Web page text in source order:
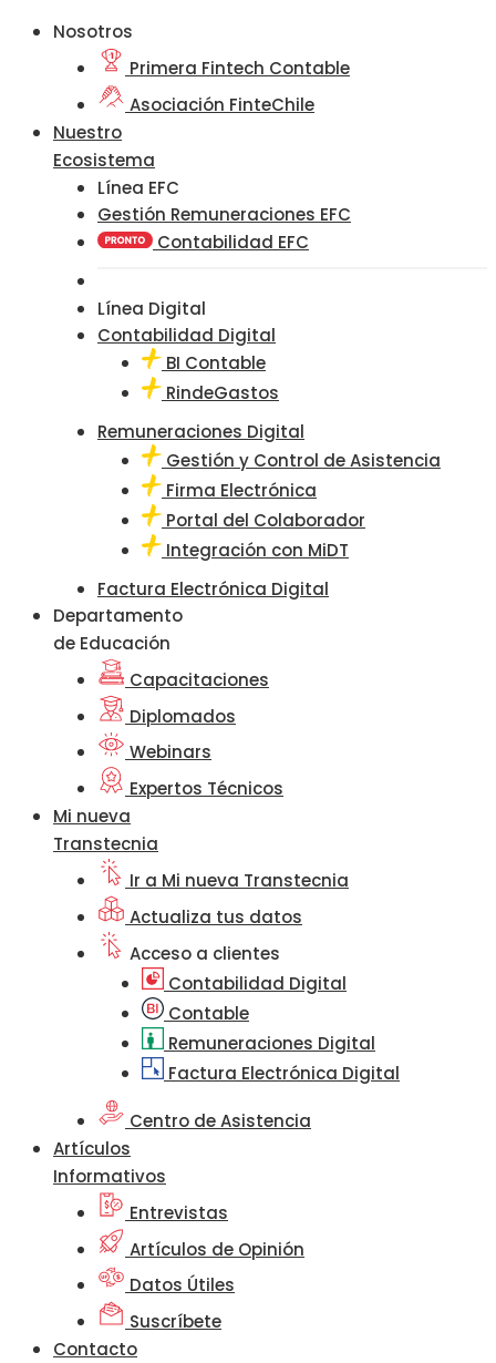
Nosotros
Primera Fintech Contable
Asociación FinteChile
Nuestro
Ecosistema
Línea EFC
Gestión Remuneraciones EFC
Contabilidad EFC
Línea Digital
Contabilidad Digital
BI Contable
RindeGastos
Remuneraciones Digital
Gestión y Control de Asistencia
Firma Electrónica
Portal del Colaborador
Integración con MiDT
Factura Electrónica Digital
Departamento
de Educación
Capacitaciones
Diplomados
Webinars
Expertos Técnicos
Mi nueva
Transtecnia
Ir a Mi nueva Transtecnia
Actualiza tus datos
Acceso a clientes
Contabilidad Digital
Contable
Remuneraciones Digital
Factura Electrónica Digital
Centro de Asistencia
Artículos
Informativos
Entrevistas
Artículos de Opinión
Datos Útiles
Suscríbete
Contacto